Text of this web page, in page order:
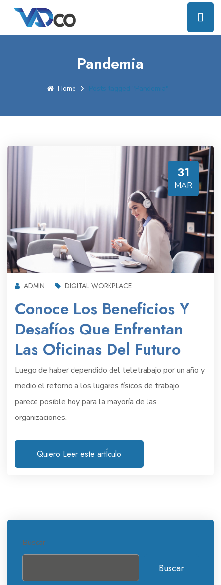
Pandemia
Home Posts tagged "Pandemia"
31
MAR
ADMIN DIGITAL WORKPLACE
Conoce Los Beneficios Y
Desafíos Que Enfrentan
Las Oficinas Del Futuro
Luego de haber dependido del teletrabajo por un año y
medio el retorno a los lugares físicos de trabajo
parece posible hoy para la mayoría de las
organizaciones.
Quiero Leer este artÍculo
Buscar
Buscar